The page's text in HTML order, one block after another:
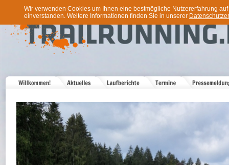
Wir verwenden Cookies um Ihnen eine bestmögliche Nutzererfahrung
einverstanden. Weitere Informationen finden Sie in unserer